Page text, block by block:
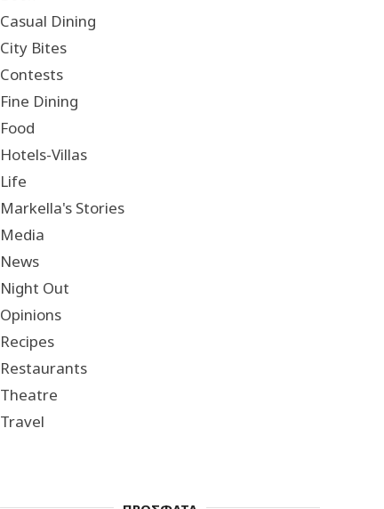
Casual Dining
City Bites
Contests
Fine Dining
Food
Hotels-Villas
Life
Markella's Stories
Media
News
Night Out
Opinions
Recipes
Restaurants
Theatre
Travel